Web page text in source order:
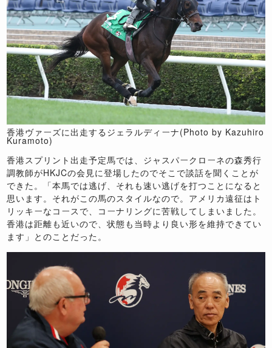
香港ヴァーズに出走するジェラルディーナ(Photo by Kazuhiro
Kuramoto)
香港スプリント出走予定馬では、ジャスパークローネの森秀行
調教師がHKJCの会見に登場したのでそこで談話を聞くことが
できた。「本馬では逃げ、それも速い逃げを打つことになると
思います。それがこの馬のスタイルなので。アメリカ遠征はト
リッキーなコースで、コーナリングに苦戦してしまいました。
香港は距離も近いので、状態も当時より良い形を維持できてい
ます」とのことだった。